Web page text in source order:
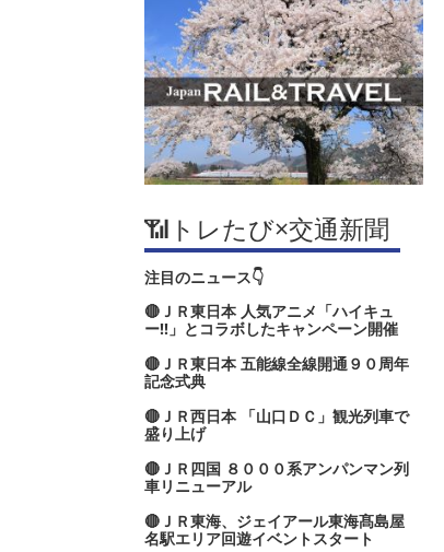
📶トレたび×交通新聞
注目のニュース👇
🔴ＪＲ東日本 人気アニメ「ハイキュ
ー‼」とコラボしたキャンペーン開催
🔴ＪＲ東日本 五能線全線開通９０周年
記念式典
🔴ＪＲ西日本 「山口ＤＣ」観光列車で
盛り上げ
🔴ＪＲ四国 ８０００系アンパンマン列
車リニューアル
🔴ＪＲ東海、ジェイアール東海髙島屋
名駅エリア回遊イベントスタート